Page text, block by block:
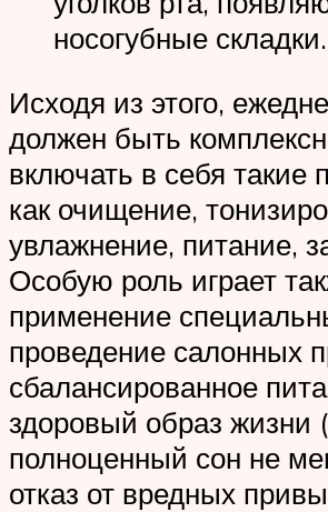
носогубные складки.
Исходя из этого,
должен быть
включать в себя такие
как очищение,
увлажнение, питание,
Особую роль играет
применение
проведение салонных
сбалансированное
здоровый образ жизни
полноценный сон не
отказ от вредных